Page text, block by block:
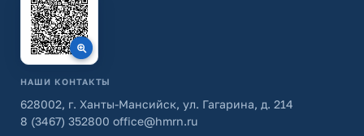
НАШИ КОНТАКТЫ
628002, г. Ханты-Мансийск, ул. Гагарина, д. 214
8 (3467) 352800 office@hmrn.ru